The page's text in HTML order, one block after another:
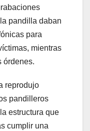
pandilla daban
para
mientras
órdenes.
reprodujo
pandilleros
estructura que
cumplir una